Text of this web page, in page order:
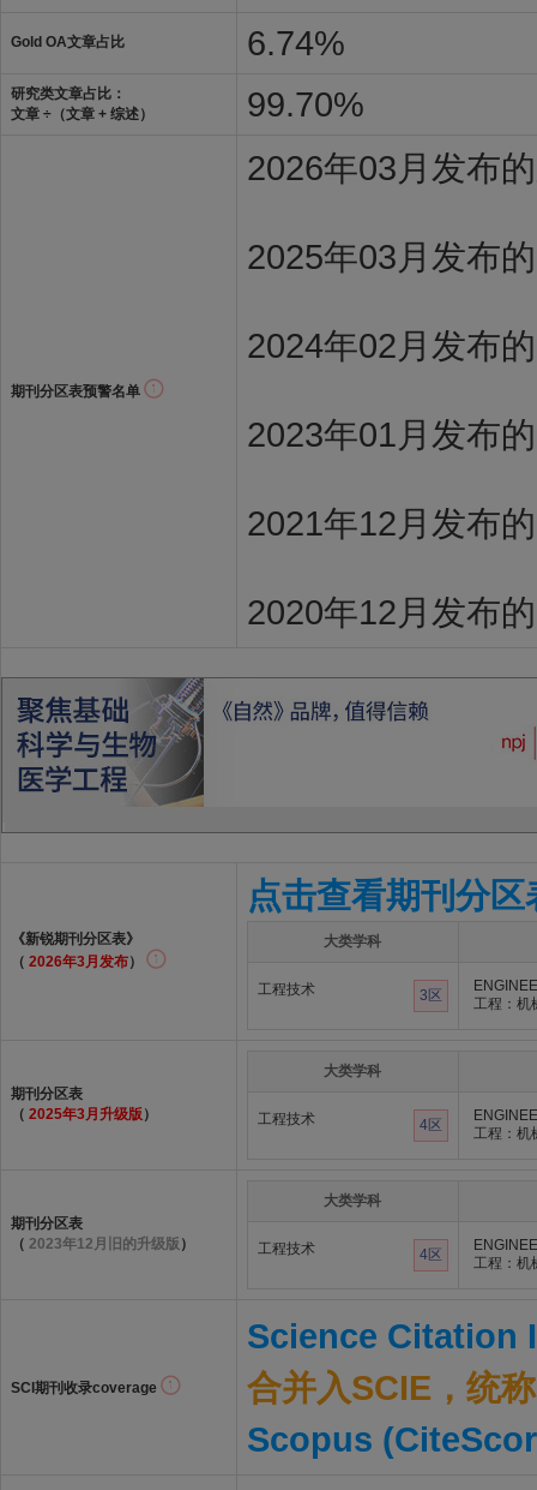
Gold OA文章占比 6.74%
研究类文章占比：
文章 ÷（文章 + 综述）
99.70%
期刊分区表预警名单
2026年03月发布
2025年03月发布
2024年02月发布
2023年01月发布
2021年12月发布
2020年12月发布
《新锐期刊分区表》
（ 2026年3月发布）
点击查看期刊分区
大类学科
工程技术 3区
工程：机
期刊分区表
（ 2025年3月升级版 ）
大类学科
工程技术 4区
工程：机
期刊分区表
（ 2023年12月旧的升级版 ）
大类学科
工程技术 4区
工程：机
SCI期刊收录coverage
Science Citation
合并入SCIE，统
Scopus